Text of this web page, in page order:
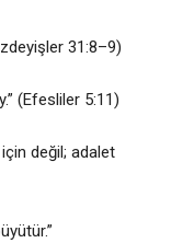
31:8–9)
(Efesliler 5:11)
için değil; adalet